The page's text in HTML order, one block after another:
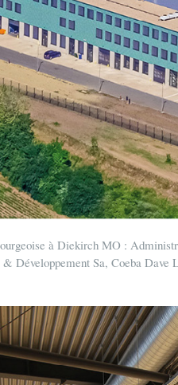
à Diekirch MO :
Développement Sa, Coeba Dave